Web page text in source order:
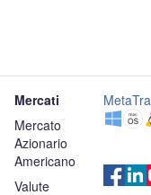
Mercati
Mercato
Azionario
Americano
Valute